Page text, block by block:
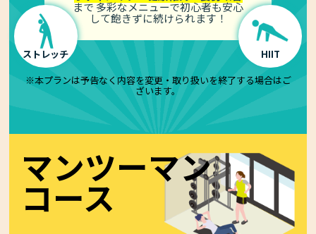
まで多彩なメニューで初心者も安心
して飽きずに続けられます！
ストレッチ
HIIT
※本プランは予告なく内容を変更・取り扱いを終了する場合はご
ざいます。
マンツーマン
コース